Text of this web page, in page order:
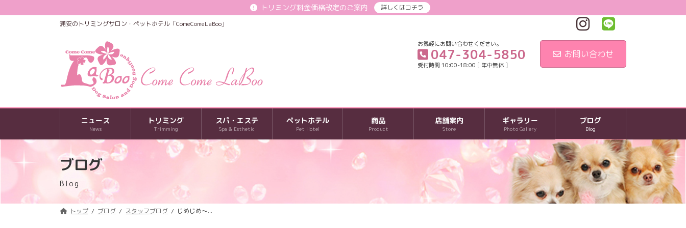
ン
ビ
トリミング料金価格改定のご案内
詳しくはコチラ
浦安のトリミングサロン・ペットホテル「ComeComeLaBoo」
お気軽にお問い合わせください。
047-304-5850
受付時間 10:00-18:00 [ 年中無休 ]
お問い合わせ
ニュース
News
トリミング
Trimming
スパ・エステ
Spa & Esthetic
ペットホテル
Pet Hotel
商品
Product
店舗案内
Store
ギャラリー
Photo Gallery
ブログ
Blog
ブログ
Blog
トップ ブログ スタッフブログ じめじめ～...